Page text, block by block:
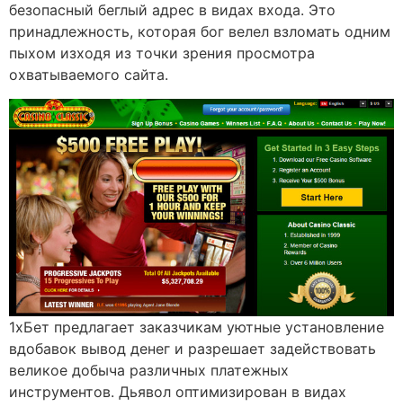
безопасный беглый адрес в видах входа. Это
принадлежность, которая бог велел взломать одним
пыхом изходя из точки зрения просмотра
охватываемого сайта.
1хБет предлагает заказчикам уютные установление
вдобавок вывод денег и разрешает задействовать
великое добыча различных платежных
инструментов. Дьявол оптимизирован в видах